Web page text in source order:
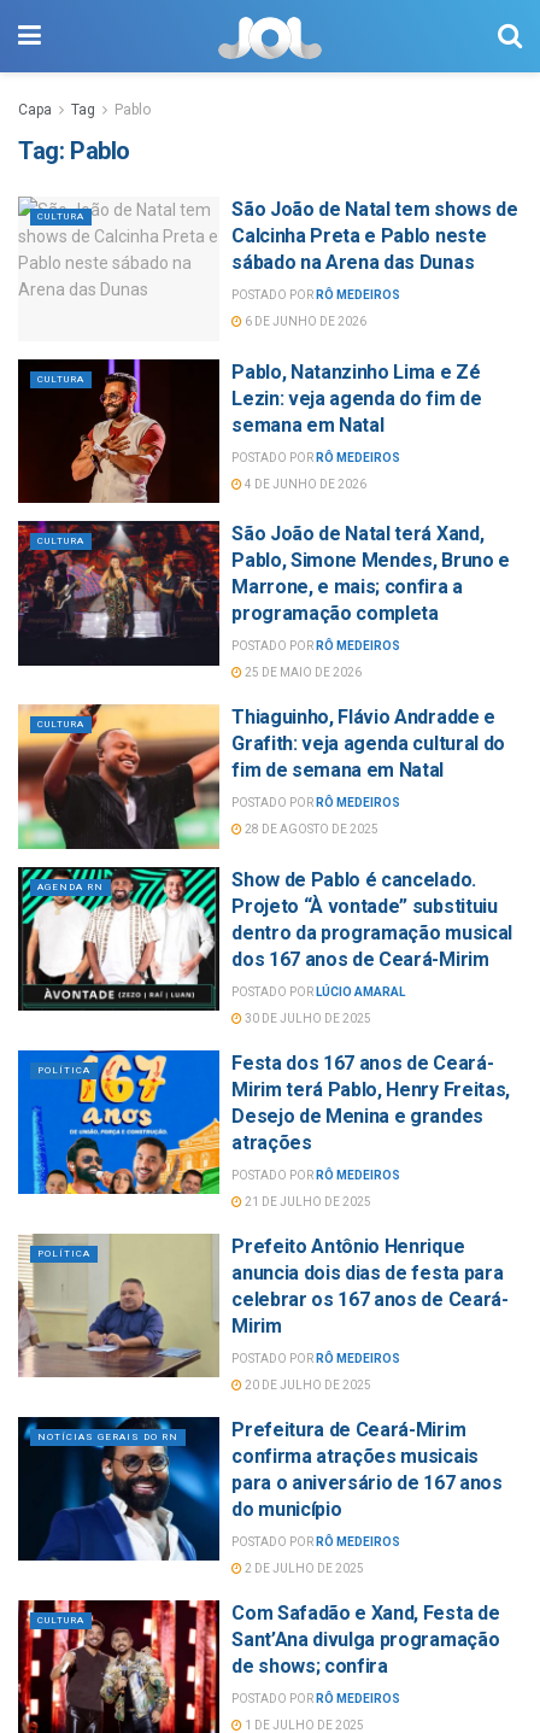
Capa Tag Pablo
Tag: Pablo
CULTURA
São João de Natal tem shows de
Calcinha Preta e Pablo neste
sábado na Arena das Dunas
POSTADO POR RÔ MEDEIROS
6 DE JUNHO DE 2026
CULTURA
Pablo, Natanzinho Lima e Zé
Lezin: veja agenda do fim de
semana em Natal
POSTADO POR RÔ MEDEIROS
4 DE JUNHO DE 2026
CULTURA
São João de Natal terá Xand,
Pablo, Simone Mendes, Bruno e
Marrone, e mais; confira a
programação completa
POSTADO POR RÔ MEDEIROS
25 DE MAIO DE 2026
CULTURA
Thiaguinho, Flávio Andradde e
Grafith: veja agenda cultural do
fim de semana em Natal
POSTADO POR RÔ MEDEIROS
28 DE AGOSTO DE 2025
AGENDA RN
Show de Pablo é cancelado.
Projeto “À vontade” substituiu
dentro da programação musical
dos 167 anos de Ceará-Mirim
POSTADO POR LÚCIO AMARAL
30 DE JULHO DE 2025
POLÍTICA
Festa dos 167 anos de Ceará-
Mirim terá Pablo, Henry Freitas,
Desejo de Menina e grandes
atrações
POSTADO POR RÔ MEDEIROS
21 DE JULHO DE 2025
POLÍTICA
Prefeito Antônio Henrique
anuncia dois dias de festa para
celebrar os 167 anos de Ceará-
Mirim
POSTADO POR RÔ MEDEIROS
20 DE JULHO DE 2025
NOTÍCIAS GERAIS DO RN
Prefeitura de Ceará-Mirim
confirma atrações musicais
para o aniversário de 167 anos
do município
POSTADO POR RÔ MEDEIROS
2 DE JULHO DE 2025
CULTURA
Com Safadão e Xand, Festa de
Sant’Ana divulga programação
de shows; confira
POSTADO POR RÔ MEDEIROS
1 DE JULHO DE 2025